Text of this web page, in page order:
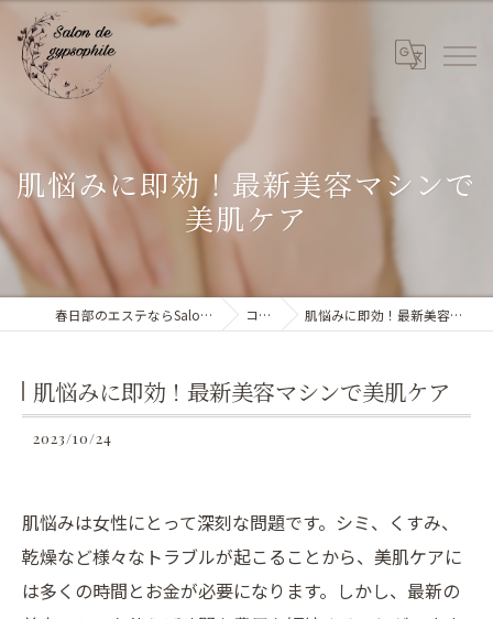
肌悩みに即効！最新美容マシンで
美肌ケア
春日部のエステならSalon de gypsophile コラム 肌悩みに即効！最新美容マシンで美肌ケア
肌悩みに即効！最新美容マシンで美肌ケア
2023/10/24
肌悩みは女性にとって深刻な問題です。シミ、くすみ、
乾燥など様々なトラブルが起こることから、美肌ケアに
は多くの時間とお金が必要になります。しかし、最新の